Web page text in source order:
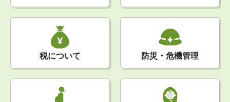
税について 防災・危機管理